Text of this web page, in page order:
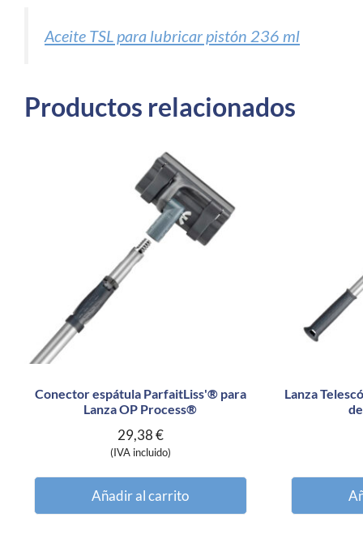
Aceite TSL para lubricar pistón 236 ml
Productos relacionados
Conector espátula ParfaitLiss'® para
Lanza OP Process®
29,38€
(IVA incluido)
Añadir al carrito
Lanza